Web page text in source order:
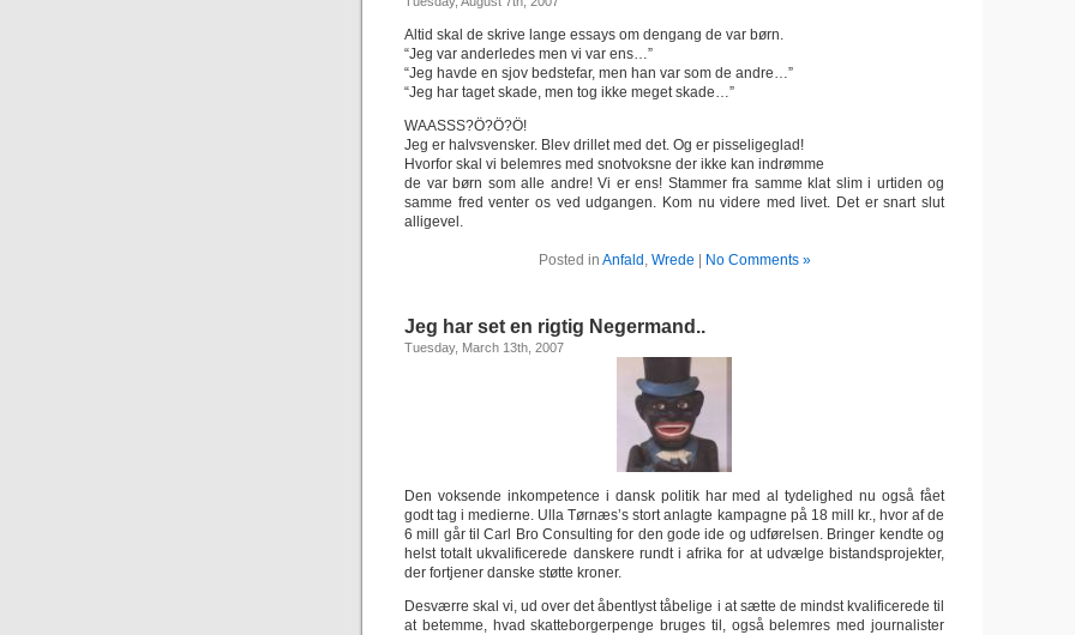
Altid skal de skrive lange essays om dengang de var børn.
“Jeg var anderledes men vi var ens…”
“Jeg havde en sjov bedstefar, men han var som de andre…”
“Jeg har taget skade, men tog ikke meget skade…”
WAASSS?Ö?Ö?Ö!
Jeg er halvsvensker. Blev drillet med det. Og er pisseligeglad!
Hvorfor skal vi belemres med snotvoksne der ikke kan indrømme
de var børn som alle andre! Vi er ens! Stammer fra samme klat slim i urtiden og
samme fred venter os ved udgangen. Kom nu videre med livet. Det er snart slut
alligevel.
Posted in Anfald , Wrede No Comments »
Jeg har set en rigtig Negermand..
Tuesday, March 13th, 2007
Den voksende inkompetence i dansk politik har med al tydelighed nu også fået
godt tag i medierne. Ulla Tørnæs’s stort anlagte kampagne på 18 mill kr., hvor af de
6 mill går til Carl Bro Consulting for den gode ide og udførelsen. Bringer kendte og
helst totalt ukvalificerede danskere rundt i afrika for at udvælge bistandsprojekter,
der fortjener danske støtte kroner.
Desværre skal vi, ud over det åbentlyst tåbelige i at sætte de mindst kvalificerede til
at betemme, hvad skatteborgerpenge bruges til, også belemres med journalister